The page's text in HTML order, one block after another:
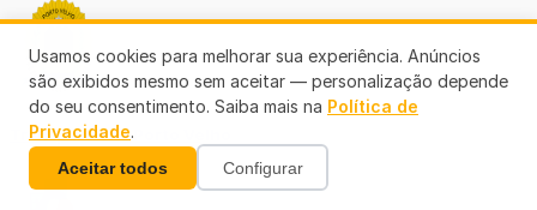
Transparência Porto Velho
Usamos cookies para melhorar sua experiência. Anúncios
são exibidos mesmo sem aceitar — personalização depende
do seu consentimento. Saiba mais na Política de
Privacidade.
Aceitar todos Configurar